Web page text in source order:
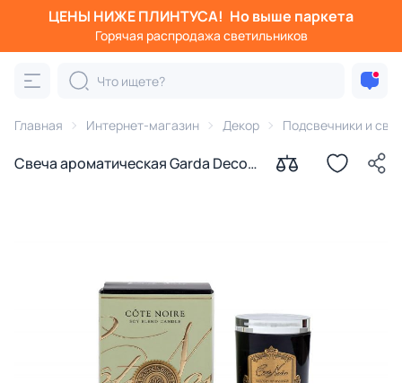
ЦЕНЫ НИЖЕ ПЛИНТУСА! Но выше паркета
Горячая распродажа светильников
Главная Интернет-магазин Декор Подсвечники и
Свеча ароматическая Garda Decor